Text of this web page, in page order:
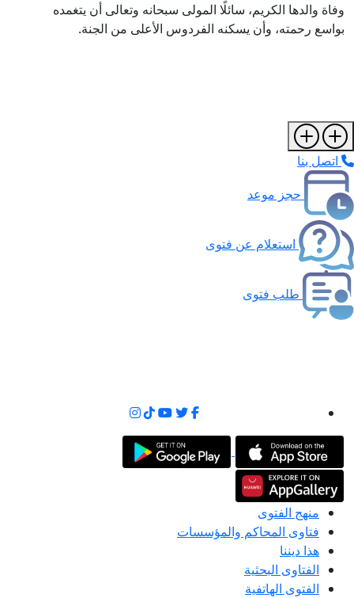
والدها الكريم، سائلًا المولى سبحانه وتعالى أن يتغمده
رحمته، وأن يسكنه الفردوس الأعلى من الجنة.
بنا
حجز موعد
استعلام عن فتوى
طلب فتوى
منهج الفتوى
فتاوى المحاكم والمؤسسات
هذا ديننا
الفتاوى البحثية
الفتوى الهاتفية